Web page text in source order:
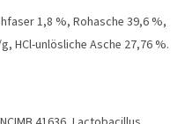
1,8 %, Rohasche 39,6 %,
HCl-unlösliche Asche 27,76 %.